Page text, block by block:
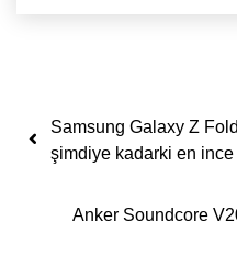
Yazı
Samsung Galaxy Z
şimdiye kadarki en
Anker Soundcore